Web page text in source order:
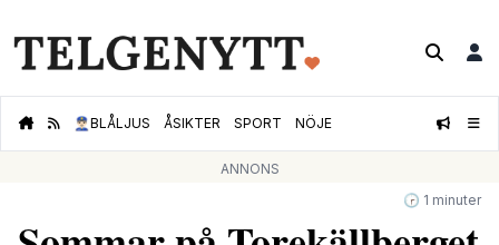
👮🏻‍♂️BLÅLJUS ÅSIKTER SPORT NÖJE
ANNONS
🕝 1 minuter